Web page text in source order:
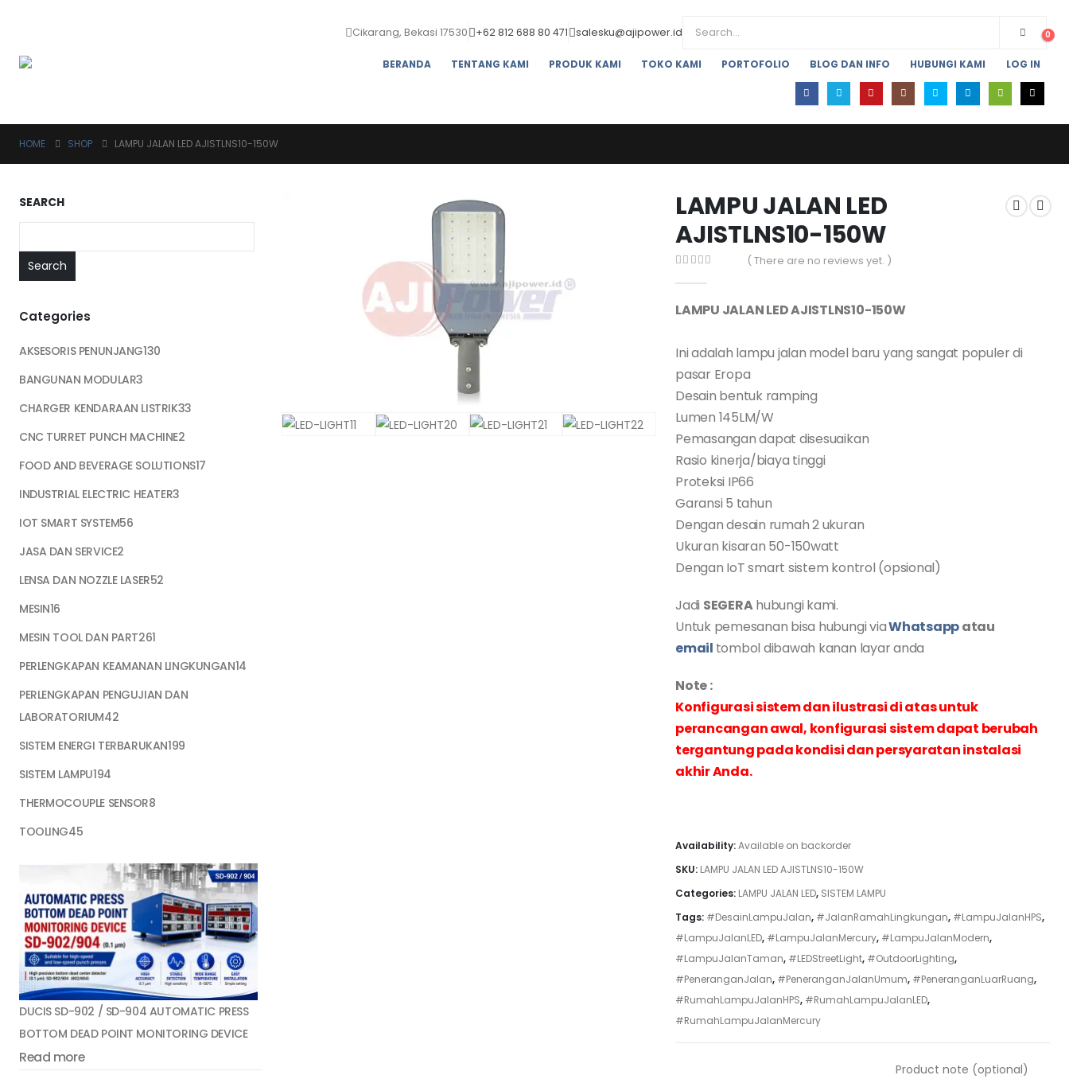
Cikarang, Bekasi 17530 +62 812 688 80 471 salesku@ajipower.id 0
BERANDA TENTANG KAMI PRODUK KAMI TOKO KAMI PORTOFOLIO BLOG DAN INFO HUBUNGI KAMI LOG IN
HOME SHOP LAMPU JALAN LED AJISTLNS10-150W
LAMPU JALAN LED
AJISTLNS10-150W
( There are no reviews yet. )
LAMPU JALAN LED AJISTLNS10-150W
Ini adalah lampu jalan model baru yang sangat populer di
pasar Eropa
Desain bentuk ramping
Lumen 145LM/W
Pemasangan dapat disesuaikan
Rasio kinerja/biaya tinggi
Proteksi IP66
Garansi 5 tahun
Dengan desain rumah 2 ukuran
Ukuran kisaran 50-150watt
Dengan IoT smart sistem kontrol (opsional)
Jadi SEGERAhubungi kami.
Untuk pemesanan bisa hubungi viaWhatsappatau
email tombol dibawah kanan layar anda
Note :
Konfigurasi sistem dan ilustrasi di atas untuk
perancangan awal, konfigurasi sistem dapat berubah
tergantung pada kondisi dan persyaratan instalasi
akhir Anda.
Availability:Available on backorder
SKU: LAMPU JALAN LED AJISTLNS10-150W
Categories: LAMPU JALAN LED, SISTEM LAMPU
Tags: #DesainLampuJalan, #JalanRamahLingkungan, #LampuJalanHPS,
#LampuJalanLED, #LampuJalanMercury, #LampuJalanModern,
#LampuJalanTaman, #LEDStreetLight, #OutdoorLighting,
#PeneranganJalan, #PeneranganJalanUmum, #PeneranganLuarRuang,
#RumahLampuJalanHPS, #RumahLampuJalanLED,
#RumahLampuJalanMercury
Product note (optional)
SEARCH
Search
Categories
AKSESORIS PENUNJANG130
BANGUNAN MODULAR3
CHARGER KENDARAAN LISTRIK33
CNC TURRET PUNCH MACHINE2
FOOD AND BEVERAGE SOLUTIONS17
INDUSTRIAL ELECTRIC HEATER3
IOT SMART SYSTEM56
JASA DAN SERVICE2
LENSA DAN NOZZLE LASER52
MESIN16
MESIN TOOL DAN PART261
PERLENGKAPAN KEAMANAN LINGKUNGAN14
PERLENGKAPAN PENGUJIAN DAN
LABORATORIUM42
SISTEM ENERGI TERBARUKAN199
SISTEM LAMPU194
THERMOCOUPLE SENSOR8
TOOLING45
DUCIS SD-902 / SD-904 AUTOMATIC PRESS
BOTTOM DEAD POINT MONITORING DEVICE
Read more